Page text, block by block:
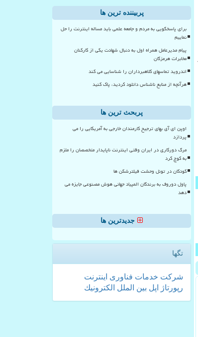
پربیننده ترین ها
برای پاسخگویی به مردم و جامعه علمی باید مساله اینترنت را حل
نماییم
پیام مدیرعامل همراه اول به دنبال شهادت یکی از کارکنان
مخابرات هرمزگان
اندروید تماسهای کلاهبرداران را شناسایی می کند
هرآنچه از منابع ناشناس دانلود کردید، پاک کنید
پربحث ترین ها
اوپن ای آی بهای ترجیح کارمندان خارجی به آمریکایی را می
پردازد
مرگ دورکاری در ایران وقتی اینترنت ناپایدار متخصصان را ملزم
به کوچ کرد
کودکان در تونل وحشت فیلترشکن ها
پاول دوروف به برندگان المپیاد جهانی هوش مصنوعی جایزه می
دهد
جدیدترین ها
تگها
شركت خدمات فناوری اینترنت
رپورتاژ
اپل بین الملل الكترونیك